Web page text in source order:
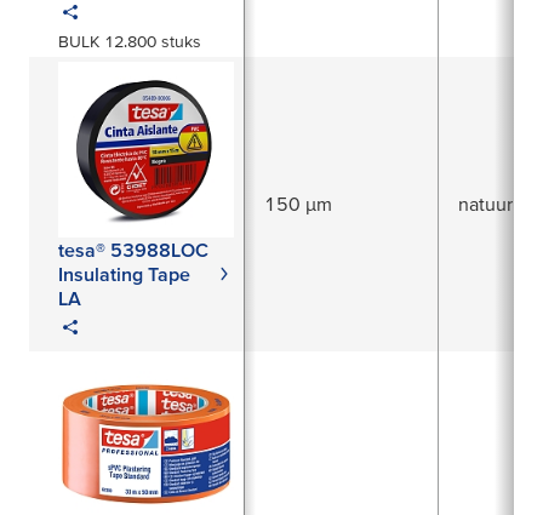
BULK 12.800 stuks
tesa® 53988LOC
Insulating Tape
LA
150 µm